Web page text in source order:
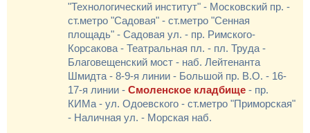
"Технологический институт" - Московский пр. -
ст.метро "Садовая" - ст.метро "Сенная
площадь" - Садовая ул. - пр. Римского-
Корсакова - Театральная пл. - пл. Труда -
Благовещенский мост - наб. Лейтенанта
Шмидта - 8-9-я линии - Большой пр. В.О. - 16-
17-я линии - Смоленское кладбище - пр.
КИМа - ул. Одоевского - ст.метро "Приморская"
- Наличная ул. - Морская наб.